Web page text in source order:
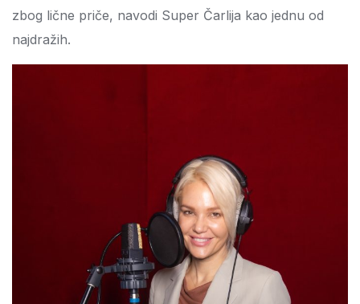
zbog lične priče, navodi Super Čarlija kao jednu od
najdražih.